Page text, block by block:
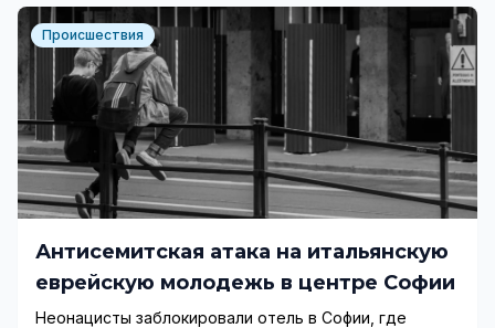
Происшествия
Антисемитская атака на итальянскую
еврейскую молодежь в центре Софии
Неонацисты заблокировали отель в Софии, где